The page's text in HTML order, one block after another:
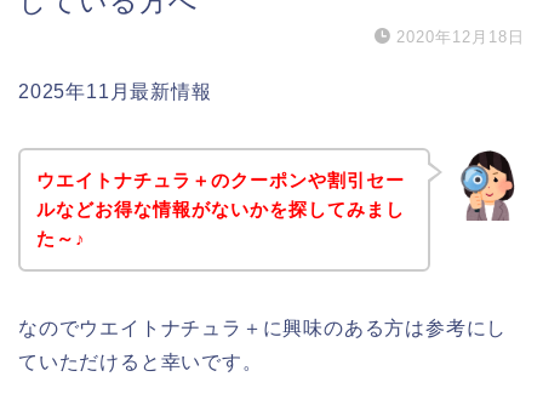
2020年12月18日
2025年11月最新情報
ウエイトナチュラ＋のクーポンや割引セー
ルなどお得な情報がないかを探してみまし
た～♪
なのでウエイトナチュラ＋に興味のある方は参考にし
ていただけると幸いです。